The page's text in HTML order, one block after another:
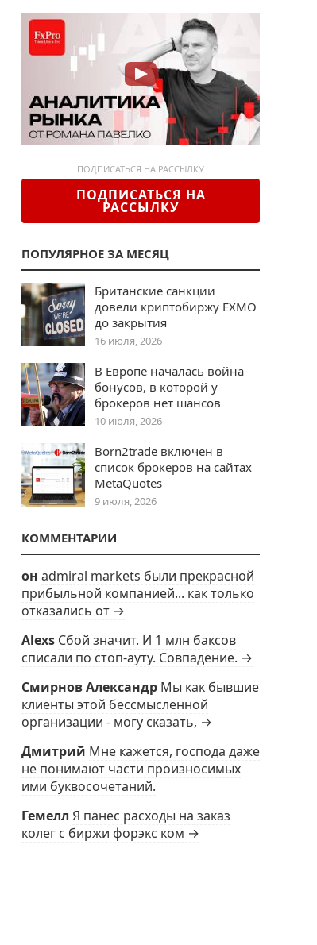
ПОДПИСАТЬСЯ НА РАССЫЛКУ
ПОДПИСАТЬСЯ НА
РАССЫЛКУ
ПОПУЛЯРНОЕ ЗА МЕСЯЦ
Британские санкции
довели криптобиржу EXMO
до закрытия
16 июля, 2026
В Европе началась война
бонусов, в которой у
брокеров нет шансов
10 июля, 2026
Born2trade включен в
список брокеров на сайтах
MetaQuotes
9 июля, 2026
КОММЕНТАРИИ
он admiral markets были прекрасной
прибыльной компанией... как только
отказались от →
Alexs Сбой значит. И 1 млн баксов
списали по стоп-ауту. Совпадение. →
Смирнов Александр Мы как бывшие
клиенты этой бессмысленной
организации - могу сказать, →
Дмитрий Мне кажется, господа даже
не понимают части произносимых
ими буквосочетаний.
Гемелл Я панес расходы на заказ
колег с биржи форэкс ком →